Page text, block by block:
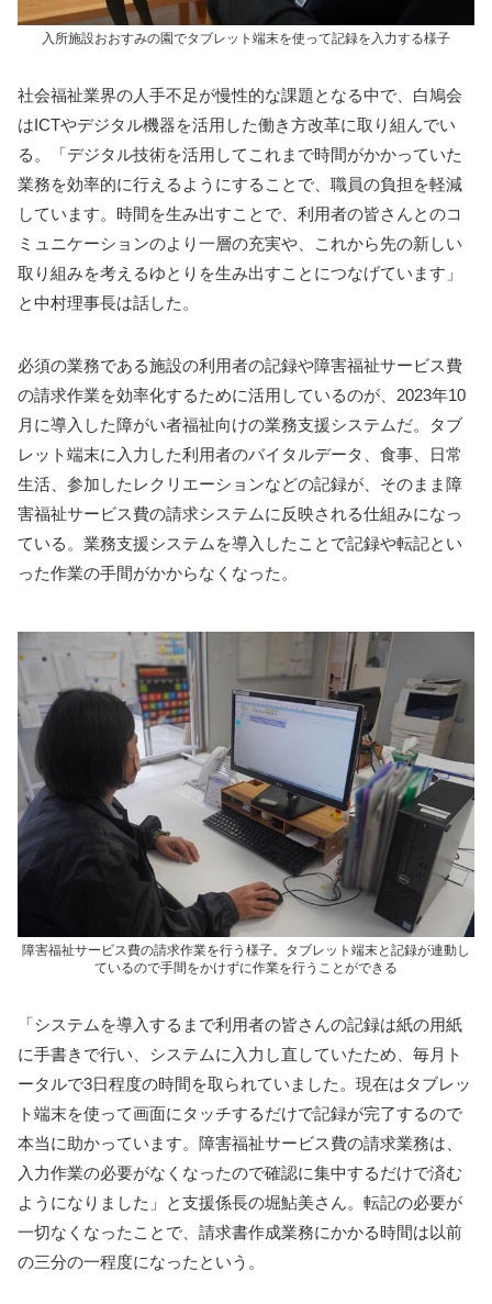
入所施設おおすみの園でタブレット端末を使って記録を入力する様子
社会福祉業界の人手不足が慢性的な課題となる中で、白鳩会
はICTやデジタル機器を活用した働き方改革に取り組んでい
る。「デジタル技術を活用してこれまで時間がかかっていた
業務を効率的に行えるようにすることで、職員の負担を軽減
しています。時間を生み出すことで、利用者の皆さんとのコ
ミュニケーションのより一層の充実や、これから先の新しい
取り組みを考えるゆとりを生み出すことにつなげています」
と中村理事長は話した。
必須の業務である施設の利用者の記録や障害福祉サービス費
の請求作業を効率化するために活用しているのが、2023年10
月に導入した障がい者福祉向けの業務支援システムだ。タブ
レット端末に入力した利用者のバイタルデータ、食事、日常
生活、参加したレクリエーションなどの記録が、そのまま障
害福祉サービス費の請求システムに反映される仕組みになっ
ている。業務支援システムを導入したことで記録や転記とい
った作業の手間がかからなくなった。
障害福祉サービス費の請求作業を行う様子。タブレット端末と記録が連動し
ているので手間をかけずに作業を行うことができる
「システムを導入するまで利用者の皆さんの記録は紙の用紙
に手書きで行い、システムに入力し直していたため、毎月ト
ータルで3日程度の時間を取られていました。現在はタブレッ
ト端末を使って画面にタッチするだけで記録が完了するので
本当に助かっています。障害福祉サービス費の請求業務は、
入力作業の必要がなくなったので確認に集中するだけで済む
ようになりました」と支援係長の堀鮎美さん。転記の必要が
一切なくなったことで、請求書作成業務にかかる時間は以前
の三分の一程度になったという。